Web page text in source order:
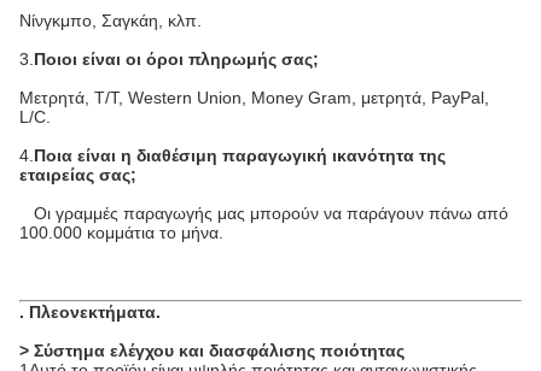
Νίνγκμπο, Σαγκάη, κλπ.
3. Ποιοι είναι οι όροι πληρωμής σας;
Μετρητά, T/T, Western Union, Money Gram, μετρητά, PayPal,
L/C.
4. Ποια είναι η διαθέσιμη παραγωγική ικανότητα της
εταιρείας σας;
Οι γραμμές παραγωγής μας μπορούν να παράγουν πάνω από
100.000 κομμάτια το μήνα.
. Πλεονεκτήματα.
> Σύστημα ελέγχου και διασφάλισης ποιότητας